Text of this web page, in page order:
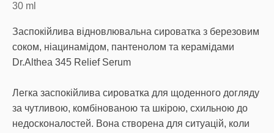
30 ml
Заспокійлива відновлювальна сироватка з березовим
соком, ніацинамідом, пантенолом та керамідами
Dr.Althea 345 Relief Serum
Легка заспокійлива сироватка для щоденного догляду
за чутливою, комбінованою та шкірою, схильною до
недосконалостей. Вона створена для ситуацій, коли